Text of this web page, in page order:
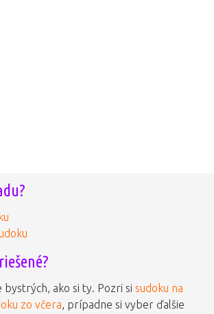
ako si ty. Pozri si sudoku na
zo včera , prípadne si vyber ďalšie